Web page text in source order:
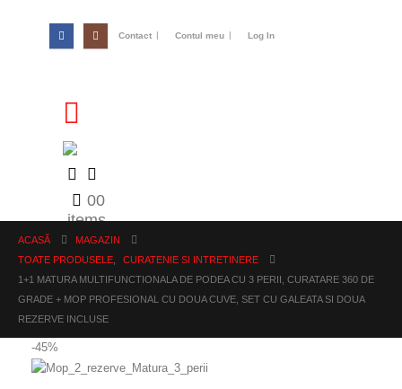
Contact Contul meu Log In
00
items
ACASĂ
MAGAZIN
TOATE PRODUSELE
CURATENIE SI INTRETINERE
1+1 MATURA MULTIFUNCTIONALA DE PODEA CU 3 PERII, CURATARE 360 DE
GRADE + MOP PROFESIONAL CU DOUA CUVE, SET CU GALEATA SI DOUA
REZERVE INCLUSE
-45%